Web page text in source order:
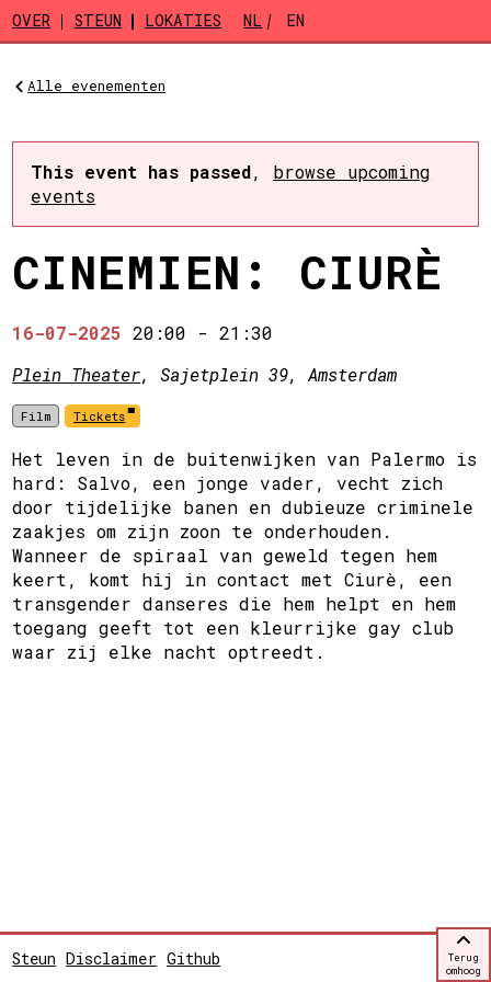
Skip to main content
OVER STEUN LOKATIES NL EN
Alle evenementen
This event has passed, browse upcoming
events
CINEMIEN: CIURÈ
16-07-2025 20:00 -21:30
Plein Theater, Sajetplein 39, Amsterdam
Film Tickets
Het leven in de buitenwijken van Palermo is
hard: Salvo, een jonge vader, vecht zich
door tijdelijke banen en dubieuze criminele
zaakjes om zijn zoon te onderhouden.
Wanneer de spiraal van geweld tegen hem
keert, komt hij in contact met Ciurè, een
transgender danseres die hem helpt en hem
toegang geeft tot een kleurrijke gay club
waar zij elke nacht optreedt.
Steun Disclaimer Github
Terug
omhoog